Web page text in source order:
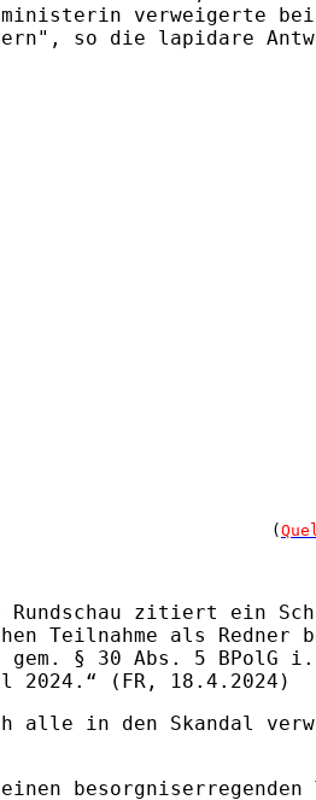
verweigerte
so die lapidare
(
zitiert ein
Teilnahme als Redner
gem. § 30 Abs. 5
2024.“ (FR, 18.4.2024)
alle in den Skandal